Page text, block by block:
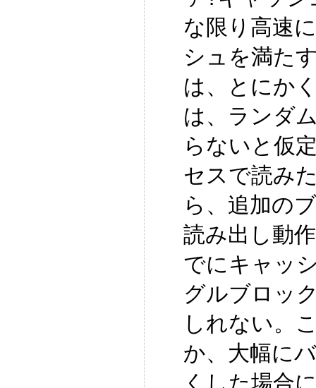
な限り高速
シュを満た
は、とにか
は、ランダ
らないと仮
セスで読み
ら、追加の
読み出し動
でにキャッ
グルブロッ
しれない。
か、大幅に
くした場合